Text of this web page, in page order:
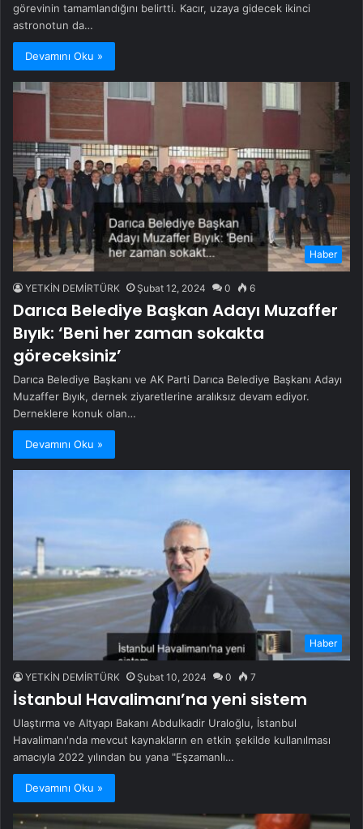
görevinin tamamlandığını belirtti. Kacır, uzaya gidecek ikinci
astronotun da…
Devamını Oku »
Haber
YETKİN DEMİRTÜRK Şubat 12, 2024 0 6
Darıca Belediye Başkan Adayı Muzaffer
Bıyık: ‘Beni her zaman sokakta
göreceksiniz’
Darıca Belediye Başkanı ve AK Parti Darıca Belediye Başkanı Adayı
Muzaffer Bıyık, dernek ziyaretlerine aralıksız devam ediyor.
Derneklere konuk olan…
Devamını Oku »
Haber
YETKİN DEMİRTÜRK Şubat 10, 2024 0 7
İstanbul Havalimanı’na yeni sistem
Ulaştırma ve Altyapı Bakanı Abdulkadir Uraloğlu, İstanbul
Havalimanı'nda mevcut kaynakların en etkin şekilde kullanılması
amacıyla 2022 yılından bu yana "Eşzamanlı…
Devamını Oku »